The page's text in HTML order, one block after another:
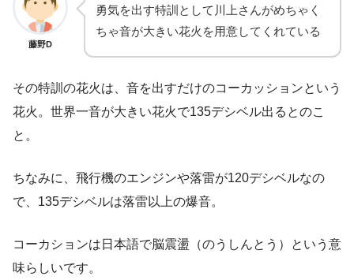
藤野D
勇気を出す特訓として川上さんがめちゃく
ちゃ音が大きい花火を用意してくれている
その特訓の花火は、音を出すだけのコーカッションという
花火。世界一音が大きい花火で135デシベル出るとのこ
と。
ちなみに、飛行機のエンジンや落雷が120デシベルなの
で、135デシベルは落雷以上の爆音。
コーカションは日本語で脳震盪（のうしんとう）という意
味らしいです。